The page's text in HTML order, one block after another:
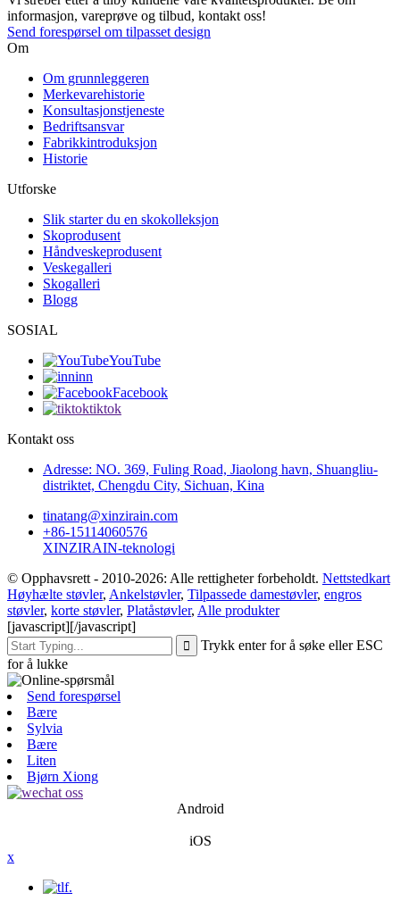
informasjon, vareprøve og tilbud, kontakt oss!
Send forespørsel om tilpasset design
Om
Om grunnleggeren
Merkevarehistorie
Konsultasjonstjeneste
Bedriftsansvar
Fabrikkintroduksjon
Historie
Utforske
Slik starter du en skokolleksjon
Skoprodusent
Håndveskeprodusent
Veskegalleri
Skogalleri
Blogg
SOSIAL
YouTube
inn
Facebook
tiktok
Kontakt oss
Adresse: NO. 369, Fuling Road, Jiaolong havn, Shuangliu-
distriktet, Chengdu City, Sichuan, Kina
tinatang@xinzirain.com
+86-15114060576
XINZIRAIN-teknologi
© Opphavsrett - 2010-2026: Alle rettigheter forbeholdt. Nettstedkart
Høyhælte støvler, Ankelstøvler, Tilpassede damestøvler, engros
støvler, korte støvler, Platåstøvler, Alle produkter
[javascript][/javascript]
Trykk enter for å søke eller ESC
for å lukke
Send forespørsel
Bære
Sylvia
Bære
Liten
Bjørn Xiong
Android
iOS
x